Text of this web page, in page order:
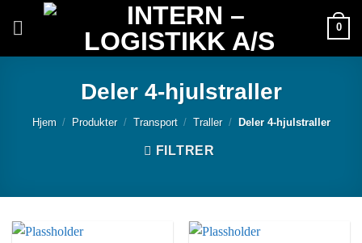
0
Deler 4-hjulstraller
Hjem / Produkter / Transport / Traller / Deler 4-hjulstraller
FILTRER